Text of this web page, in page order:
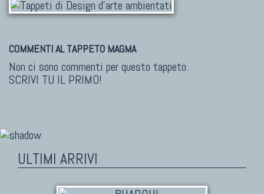
COMMENTI AL TAPPETO MAGMA
Non ci sono commenti per questo tappeto.
SCRIVI TU IL PRIMO!
ULTIMI ARRIVI